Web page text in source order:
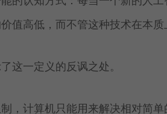
值高低，而不管这种技术在本质
这一定义的反讽之处。
，计算机只能用来解决相对简